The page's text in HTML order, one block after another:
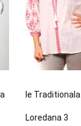
Ie Traditionala
Loredana 3